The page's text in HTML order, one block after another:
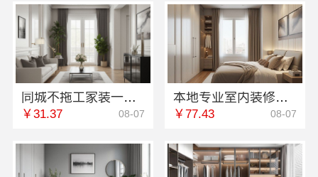
同城不拖工家装一口价，本地快装（湖北）科技有限公司装修省心
￥31.37 08-07
本地专业室内装修优势江西圣匠新型环保材料有限公司
￥77.43 08-07